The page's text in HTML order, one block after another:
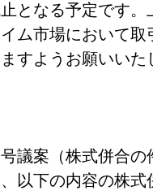
となる予定です
ム市場において
すようお願いいた
議案（株式併合の
以下の内容の株式